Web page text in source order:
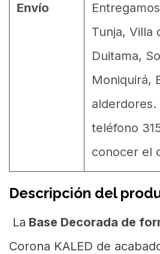
Envío
Tunja, Villa
Duitama,
Moniquirá,
alderdores.
teléfono
conocer el
Descripción del
La Base Decorada de
Corona KALED de